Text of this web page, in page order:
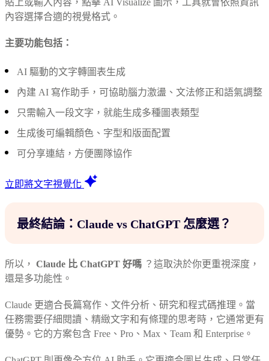
貼上或輸入內容，點擊 AI Visualize 圖示，工具就會依照資訊
內容選擇合適的視覺格式。
主要功能包括：
AI 驅動的文字轉圖表生成
內建 AI 寫作助手，可協助腦力激盪、文法修正和語氣調整
只需輸入一段文字，就能生成多種圖表類型
生成後可編輯顏色、字型和版面配置
可分享連結，方便團隊協作
立即將文字視覺化
最終結論：Claude vs ChatGPT 怎麼選？
所以， Claude 比 ChatGPT 好嗎 ？這取決於你更重視深度，
還是多功能性。
Claude 更適合長篇寫作、文件分析、研究和程式碼推理。當
任務需要仔細閱讀、精緻文字和有條理的思考時，它通常更有
優勢。它的方案包含 Free、Pro、Max、Team 和 Enterprise。